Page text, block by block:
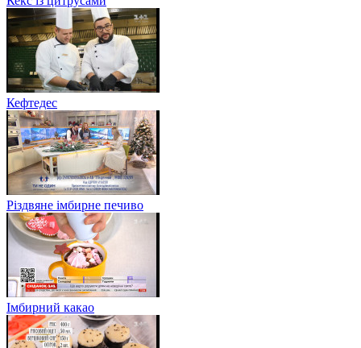
Кефтедес
Різдвяне імбирне печиво
Імбирний какао